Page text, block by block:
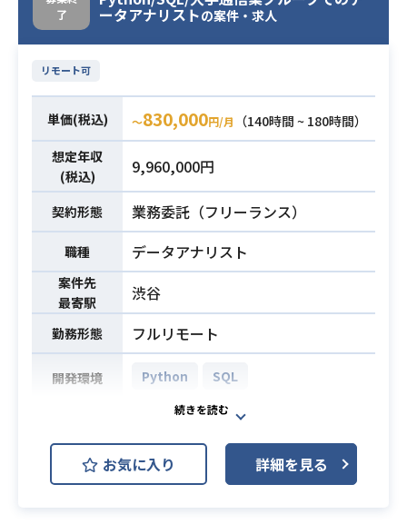
必須スキル
・Apache Airflowやdbtなど用いたワ
ークフロー構築の実務経験
した経験
・Pythonのコードを読んで修正でき
・Git等のバージョン管理システムの
使用経験
マーケティング施策等の提案
・分析結果を基にステークホルダー
業モニタリングおよび事業計画と策
定を通じた経営支援
【技術環境】
分析基盤:BigQuery / Looker / Data
Studio / MySQL etc.
分析ツール: Google Spreadsheet, E
xcel, Python(3系),Tableau etc.
その他:GitHub, Slack, JIRA
必須スキル
以下の経験が5年以上ある方
・App/Webサービスを持つ事業会社
でのデータ分析の実務経験
・SQLを用いたデータ抽出・集計ス
・課題を明確に言語化・定義し、仮
説立案からデータ検証の分析サイク
ルを自立して進める能力
・分析から得られたアウトプットを
了
ータアナリストの案件・求人
リモート可
単価(税込) 〜830,000円/月
（140時間 ~ 180時間）
想定年収
(税込)
9,960,000円
契約形態 業務委託（フリーランス）
職種 データアナリスト
案件先
最寄駅
渋谷
勤務形態 フルリモート
開発環境 Python SQL
自社で開発するさまざまなtoCアプリ
のデータ分析・データ基盤構築をお
願いします。
具体的には、ユーザーのドロップ率
お気に入り 詳細を見る